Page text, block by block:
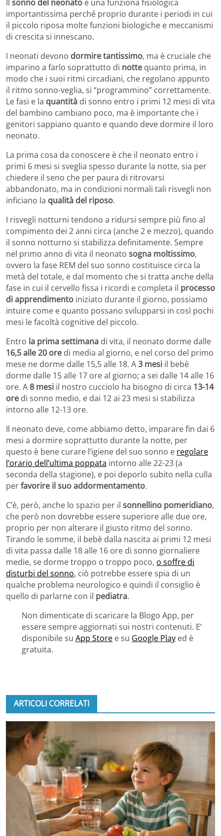
Il sonno del neonato è una funziona fisiologica
importantissima perché proprio durante i periodi in cui
il piccolo riposa molte funzioni biologiche e meccanismi
di crescita si innescano.
I neonati devono dormire tantissimo, ma è cruciale che
imparino a farlo soprattutto di notte quanto prima, in
modo che i suoi ritmi circadiani, che regolano appunto
il ritmo sonno-veglia, si “programmino” correttamente.
Le fasi e la quantità di sonno entro i primi 12 mesi di vita
del bambino cambiano poco, ma è importante che i
genitori sappiano quanto e quando deve dormire il loro
neonato.
La prima cosa da conoscere è che il neonato entro i
primi 6 mesi si sveglia spesso durante la notte, sia per
chiedere il seno che per paura di ritrovarsi
abbandonato, ma in condizioni normali tali risvegli non
inficiano la qualità del riposo.
I risvegli notturni tendono a ridursi sempre più fino al
compimento dei 2 anni circa (anche 2 e mezzo), quando
il sonno notturno si stabilizza definitamente. Sempre
nel primo anno di vita il neonato sogna moltissimo,
ovvero la fase REM del suo sonno costituisce circa la
metà del totale, e dal momento che si tratta anche della
fase in cui il cervello fissa i ricordi e completa il processo
di apprendimento iniziato durante il giorno, possiamo
intuire come e quanto possano svilupparsi in così pochi
mesi le facoltà cognitive del piccolo.
Entro la prima settimana di vita, il neonato dorme dalle
16,5 alle 20 ore di media al giorno, e nel corso del primo
mese ne dorme dalle 15,5 alle 18. A3 mesi il bebè
dorme dalle 15 alle 17 ore al giorno; a sei dalle 14 alle 16
ore. A8 mesi il nostro cucciolo ha bisogno di circa 13-14
ore di sonno medio, e dai 12 ai 23 mesi si stabilizza
intorno alle 12-13 ore.
Il neonato deve, come abbiamo detto, imparare fin dai 6
mesi a dormire soprattutto durante la notte, per
questo è bene curare l’igiene del suo sonno e regolare
l’orario dell’ultima poppata intorno alle 22-23 (a
seconda della stagione), e poi deporlo subito nella culla
perfavorire il suo addormentamento.
C’è, però, anche lo spazio per il sonnellino pomeridiano,
che però non dovrebbe essere superiore alle due ore,
proprio per non alterare il giusto ritmo del sonno.
Tirando le somme, il bebè dalla nascita ai primi 12 mesi
di vita passa dalle 18 alle 16 ore di sonno giornaliere
medie, se dorme troppo o troppo poco, o soffre di
disturbi del sonno, ciò potrebbe essere spia di un
qualche problema neurologico e quindi il consiglio è
quello di parlarne con il pediatra.
Non dimenticate di scaricare la Blogo App, per
essere sempre aggiornati sui nostri contenuti. E’
disponibile su App Store e su Google Play ed è
gratuita.
ARTICOLI CORRELATI